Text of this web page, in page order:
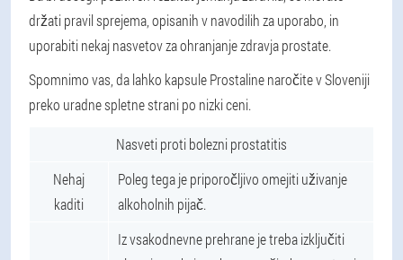
držati pravil sprejema, opisanih v navodilih za uporabo, in
uporabiti nekaj nasvetov za ohranjanje zdravja prostate.
Spomnimo vas, da lahko kapsule Prostaline naročite v Sloveniji
preko uradne spletne strani po nizki ceni.
Nasveti proti bolezni prostatitis
Nehaj
kaditi
Poleg tega je priporočljivo omejiti uživanje
alkoholnih pijač.
Iz vsakodnevne prehrane je treba izključiti